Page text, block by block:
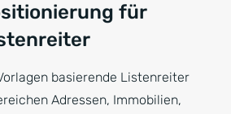
für
basierende Listenreiter
Adressen, Immobilien,